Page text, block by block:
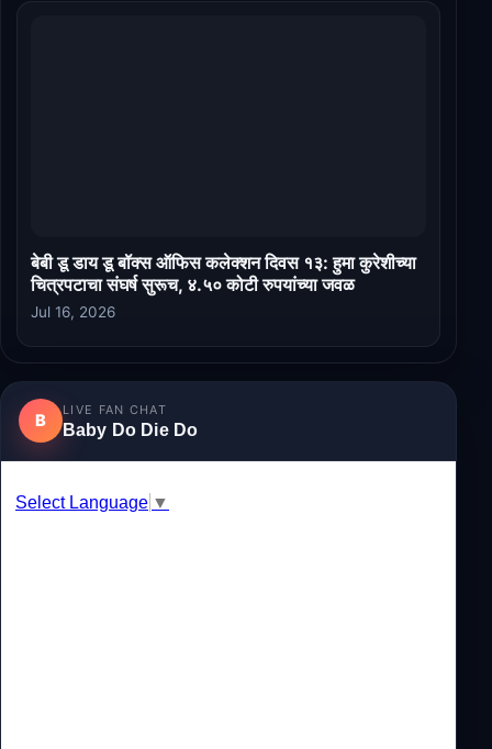
बेबी डू डाय डू बॉक्स ऑफिस कलेक्शन दिवस १३: हुमा कुरेशीच्या
चित्रपटाचा संघर्ष सुरूच, ४.५० कोटी रुपयांच्या जवळ
Jul 16, 2026
B
LIVE FAN CHAT
Baby Do Die Do